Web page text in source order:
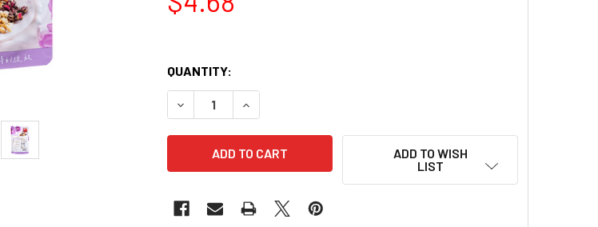
QUANTITY:
DECREASE QUANTITY OF PREMIER FOOD TEA WITH ROSE, JASMINE AND
INCREASE QUANTITY OF PREMIER FOOD TEA WITH ROSE,
ADD TO WISH
LIST